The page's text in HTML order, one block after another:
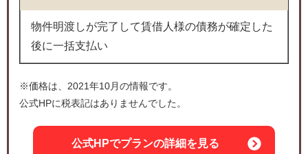
物件明渡しが完了して賃借人様の債務が確定した
後に一括支払い
※価格は、2021年10月の情報です。
公式HPに税表記はありませんでした。
公式HPでプランの詳細を見る